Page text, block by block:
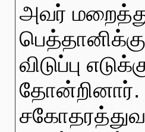
அவர்
விடுப்பு
தோன்றினார்.